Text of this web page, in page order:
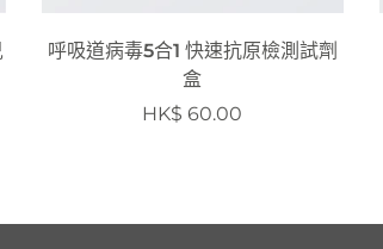
呼吸道病毒5合1 快速抗原檢測試劑
盒
HK$ 60.00